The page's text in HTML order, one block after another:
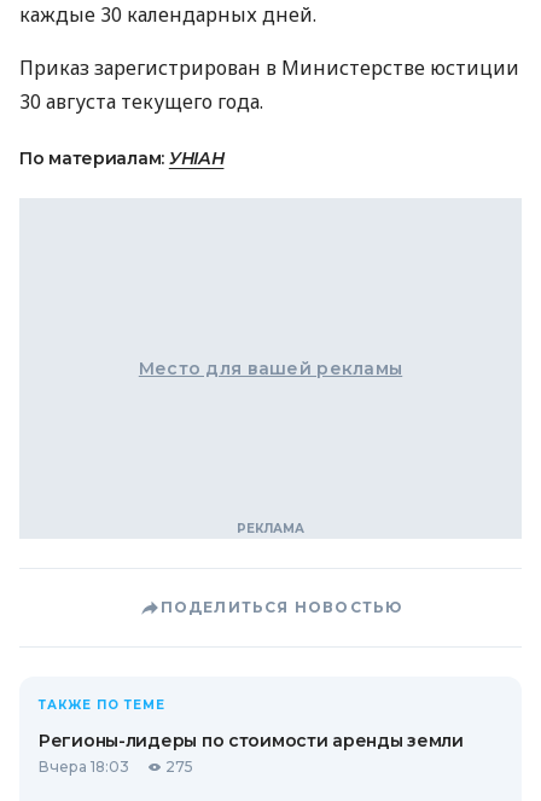
каждые 30 календарных дней.
Приказ зарегистрирован в Министерстве юстиции
30 августа текущего года.
По материалам: УНІАН
Место для вашей рекламы
ПОДЕЛИТЬСЯ НОВОСТЬЮ
ТАКЖЕ ПО ТЕМЕ
Регионы-лидеры по стоимости аренды земли
Вчера 18:03 275